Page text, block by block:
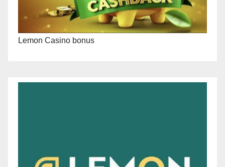
Lemon Casino bonus